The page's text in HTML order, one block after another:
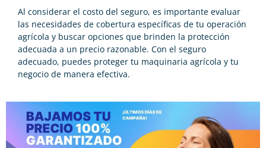
Al considerar el costo del seguro, es importante evaluar
las necesidades de cobertura específicas de tu operación
agrícola y buscar opciones que brinden la protección
adecuada a un precio razonable. Con el seguro
adecuado, puedes proteger tu maquinaria agrícola y tu
negocio de manera efectiva.